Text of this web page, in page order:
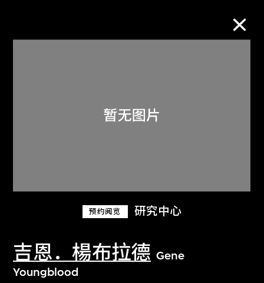
预约阅览 研究中心
吉恩．楊布拉德 Gene
Youngblood
关于M+藏品
探索世界顶级的二十及二十一世纪视觉
文化藏品。